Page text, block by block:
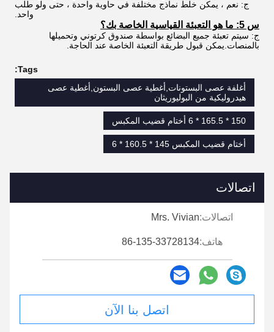
ج: نعم ، يمكن خلط نماذج مختلفة في حاوية واحدة ، حتى ولو طلب
واحد.
س 5: ما هو التعبئة القياسية الخاصة بك؟
ج: سيتم تعبئة جميع البضائع بواسطة صندوق كرتوني وتحميلها
بالمنصات.يمكن قبول طريقة التعبئة الخاصة عند الحاجة.
Tags:
أغلفة عصى البستونات,أغطية عصى البستون,أغطية عصى
هيدروليكية من البوليوريثان
150 * 165.5 * 6 أختام قضيب المكبس
أختام قضيب المكبس 145 * 160.5 * 6
اتصالات
اتصالات:Mrs. Vivian
هاتف:86-135-33728134
اتصل بنا الآن